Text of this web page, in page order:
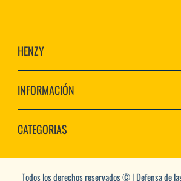
HENZY
INFORMACIÓN
CATEGORIAS
Todos los derechos reservados © | Defensa de